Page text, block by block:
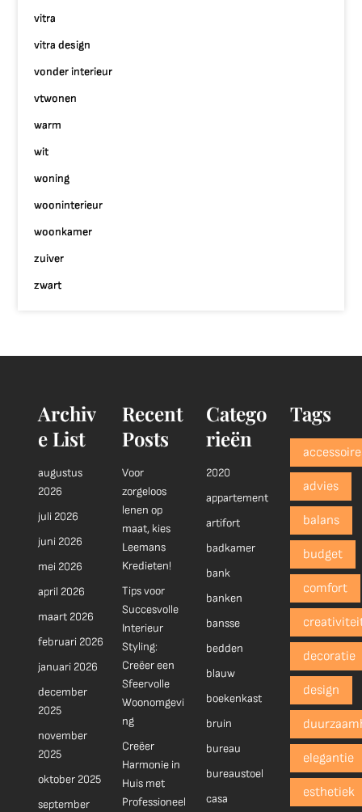
vitra
vitra design
vonder interieur
vtwonen
warm
wit
woning
wooninterieur
woonkamer
zuiver
zwart
Archiv
e List
augustus
2026
juli 2026
juni 2026
mei 2026
april 2026
maart 2026
februari 2026
januari 2026
december
2025
november
2025
oktober 2025
september
Recent
Posts
Voor
zorgeloos
lenen op
maat, kies
Leemans
Kredieten!
Tips voor
Succesvolle
Interieur
Styling:
Creëer een
Sfeervolle
Woonomgevi
ng
Creëer
Harmonie in
Huis met
Professioneel
Catego
rieën
2020
appartement
artifort
badkamer
bank
banken
bansse
bedden
blauw
boekenkast
bruin
bureau
bureaustoel
casa
Tags
advies
balans
budget
comfort
decoratie
design
elegantie
esthetiek